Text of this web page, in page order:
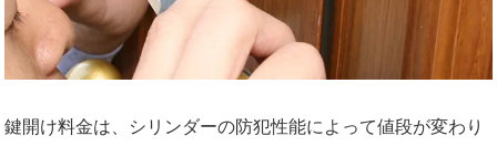
鍵開け料金は、シリンダーの防犯性能によって値段が変わり